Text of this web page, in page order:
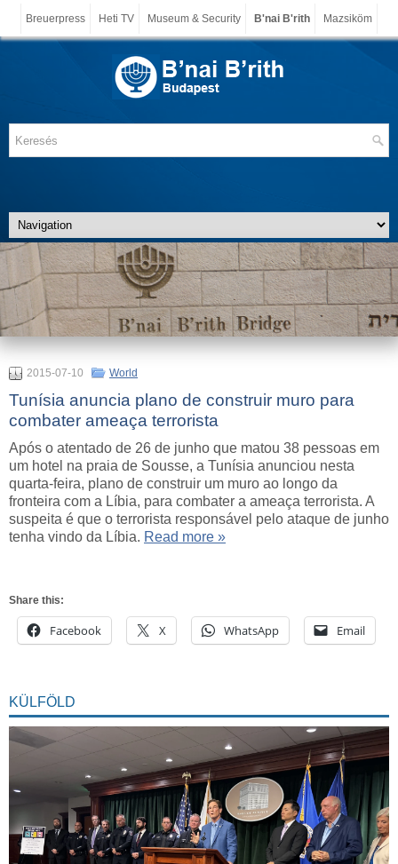
Breuerpress Heti TV Museum & Security B'nai B'rith Mazsiköm
2015-07-10 World
Tunísia anuncia plano de construir muro para
combater ameaça terrorista
Após o atentado de 26 de junho que matou 38 pessoas em
um hotel na praia de Sousse, a Tunísia anunciou nesta
quarta-feira, plano de construir um muro ao longo da
fronteira com a Líbia, para combater a ameaça terrorista. A
suspeita é que o terrorista responsável pelo ataque de junho
tenha vindo da Líbia. Read more »
Share this:
Facebook X WhatsApp Email
KÜLFÖLD